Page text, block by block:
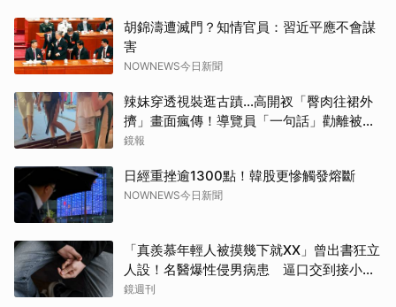
胡錦濤遭滅門？知情官員：習近平應不會謀
害
NOWNEWS今日新聞
辣妹穿透視裝逛古蹟…高開衩「臀肉往裙外
擠」畫面瘋傳！導覽員「一句話」勸離被狂
讚
鏡報
日經重挫逾1300點！韓股更慘觸發熔斷
NOWNEWS今日新聞
「真羨慕年輕人被摸幾下就XX」曾出書狂立
人設！名醫爆性侵男病患 逼口交到接小孩
鬧鐘響才停
鏡週刊